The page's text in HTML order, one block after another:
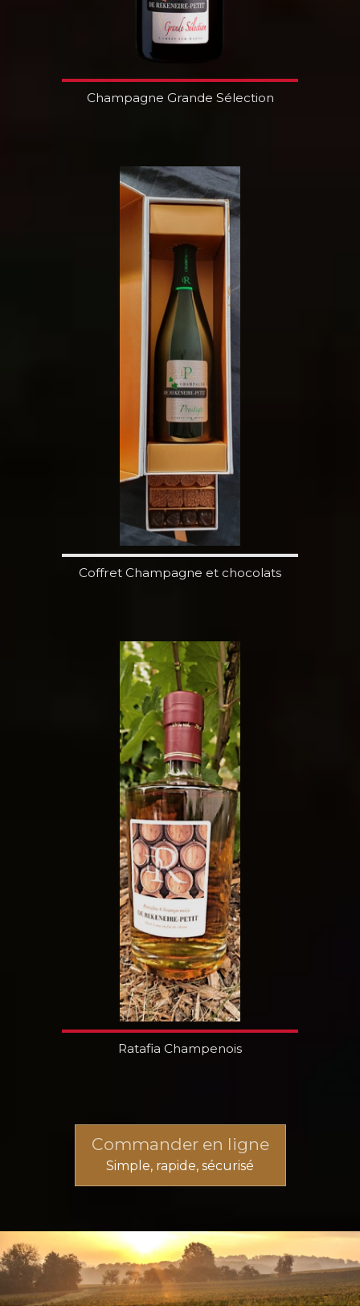
Champagne Grande Sélection
Coffret Champagne et chocolats
Ratafia Champenois
Commander en ligne
Simple, rapide, sécurisé